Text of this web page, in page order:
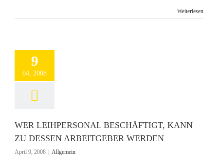
Weiterlesen
9
04, 2008
WER LEIHPERSONAL BESCHÄFTIGT, KANN
ZU DESSEN ARBEITGEBER WERDEN
April 9, 2008 Allgemein